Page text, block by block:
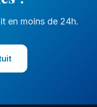
en moins de 24h.